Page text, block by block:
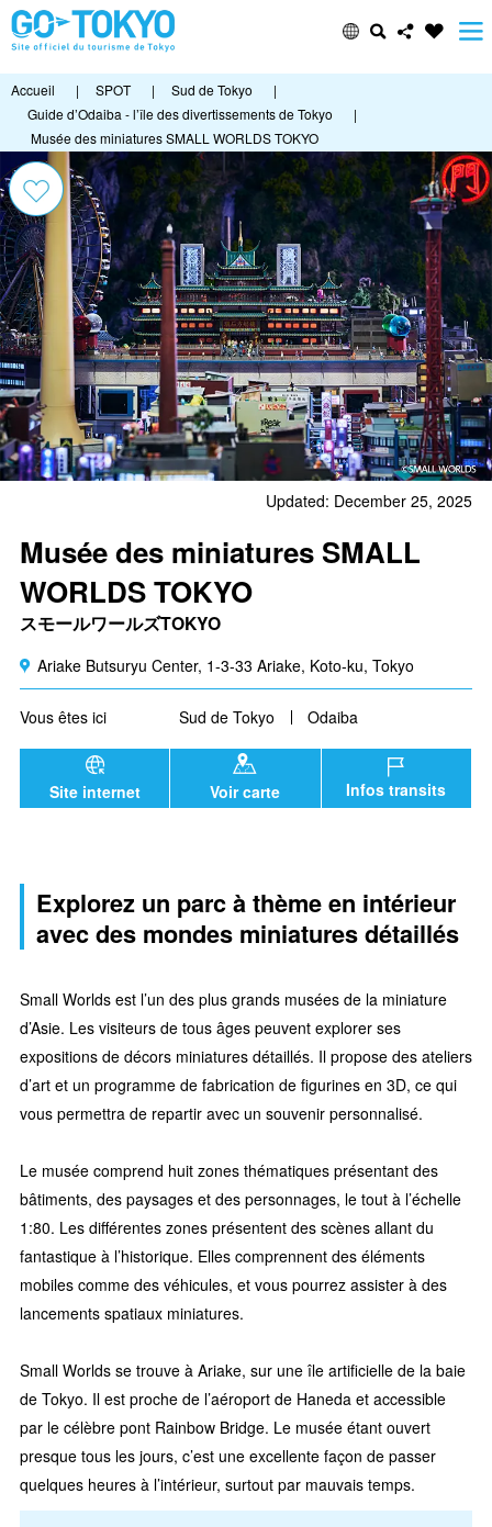
Accueil | SPOT | Sud de Tokyo
|
Guide d’Odaiba - l’île des divertissements de Tokyo
|
Musée des miniatures SMALL WORLDS TOKYO
Updated: December 25, 2025
Musée des miniatures SMALL
WORLDS TOKYO
スモールワールズTOKYO
Ariake Butsuryu Center, 1-3-33 Ariake, Koto-ku, Tokyo
Vous êtes ici Sud de Tokyo Odaiba
Site internet Voir carte Infos transits
Explorez un parc à thème en intérieur
avec des mondes miniatures détaillés
Small Worlds est l’un des plus grands musées de la miniature
d’Asie. Les visiteurs de tous âges peuvent explorer ses
expositions de décors miniatures détaillés. Il propose des ateliers
d’art et un programme de fabrication de figurines en 3D, ce qui
vous permettra de repartir avec un souvenir personnalisé.
Le musée comprend huit zones thématiques présentant des
bâtiments, des paysages et des personnages, le tout à l’échelle
1:80. Les différentes zones présentent des scènes allant du
fantastique à l’historique. Elles comprennent des éléments
mobiles comme des véhicules, et vous pourrez assister à des
lancements spatiaux miniatures.
Small Worlds se trouve à Ariake, sur une île artificielle de la baie
de Tokyo. Il est proche de l’aéroport de Haneda et accessible
par le célèbre pont Rainbow Bridge. Le musée étant ouvert
presque tous les jours, c’est une excellente façon de passer
quelques heures à l’intérieur, surtout par mauvais temps.